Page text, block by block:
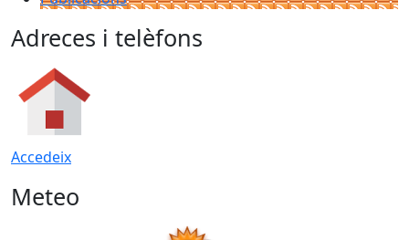
Adreces i telèfons
Accedeix
Meteo